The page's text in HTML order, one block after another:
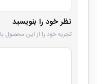
نظر خود را بنویسید
تجربه خود را از این محصول